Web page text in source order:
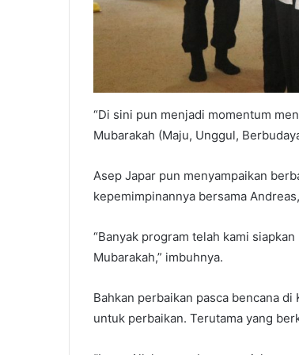
“Di sini pun menjadi momentum
Mubarakah (Maju, Unggul,
Asep Japar pun menyampaikan
kepemimpinannya bersama
“Banyak program telah kami
Mubarakah,” imbuhnya.
Bahkan perbaikan pasca bencana
untuk perbaikan. Terutama yang